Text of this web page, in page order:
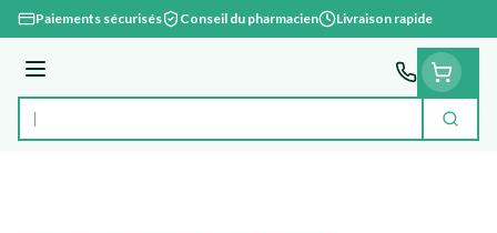
Aller au contenu
Paiements sécurisés Conseil du pharmacien Livraison rapide
Menu
Rechercher